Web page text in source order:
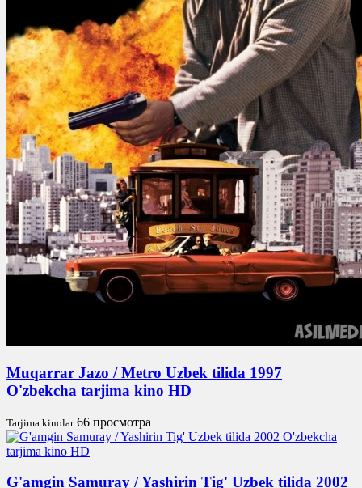
Muqarrar Jazo / Metro Uzbek tilida 1997
O'zbekcha tarjima kino HD
Tarjima kinolar 66 просмотра
G'amgin Samuray / Yashirin Tig' Uzbek tilida 2002